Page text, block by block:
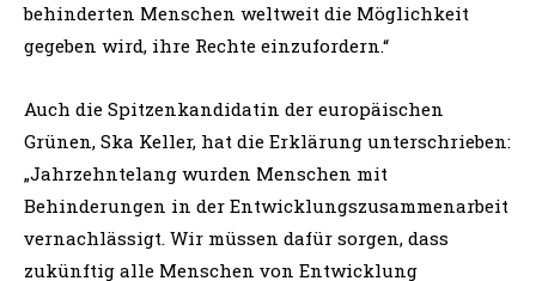
behinderten Menschen weltweit die Möglichkeit
gegeben wird, ihre Rechte einzufordern.“
Auch die Spitzenkandidatin der europäischen
Grünen, Ska Keller, hat die Erklärung unterschrieben:
„Jahrzehntelang wurden Menschen mit
Behinderungen in der Entwicklungszusammenarbeit
vernachlässigt. Wir müssen dafür sorgen, dass
zukünftig alle Menschen von Entwicklung